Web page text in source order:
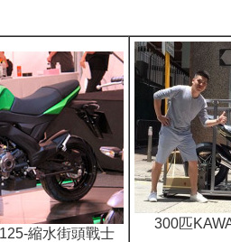
縮水街頭戰士
300匹